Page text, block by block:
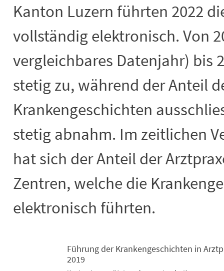
Kanton Luzern führten 2022
vollständig elektronisch. Von
vergleichbares Datenjahr) bis
stetig zu, während der Anteil
Krankengeschichten
stetig abnahm. Im zeitlichen
hat sich der Anteil der
Zentren, welche die
elektronisch führten.
Führung der Krankengeschichten in
2019